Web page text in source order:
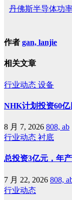
丹佛斯半导体功
作者 gan, lanjie
相关文章
行业动态 设备
NHK计划投资60
8 月 7, 2026 808, ab
行业动态 衬底
总投资3亿元，年
7 月 22, 2026 808,
行业动态